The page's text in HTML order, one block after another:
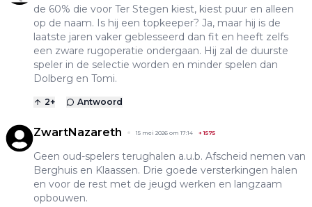
de 60% die voor Ter Stegen kiest, kiest puur en alleen
op de naam. Is hij een topkeeper? Ja, maar hij is de
laatste jaren vaker geblesseerd dan fit en heeft zelfs
een zware rugoperatie ondergaan. Hij zal de duurste
speler in de selectie worden en minder spelen dan
Dolberg en Tomi.
2+ Antwoord
ZwartNazareth 15 mei 2026 om 17:14 +1575
Geen oud-spelers terughalen a.u.b. Afscheid nemen van
Berghuis en Klaassen. Drie goede versterkingen halen
en voor de rest met de jeugd werken en langzaam
opbouwen.